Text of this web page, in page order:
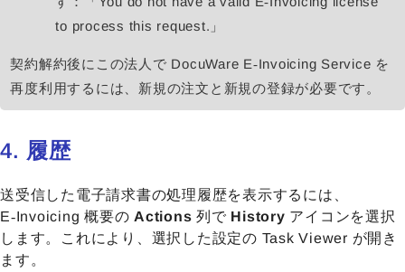
to process this request.」
契約解約後にこの法人で DocuWare E‑Invoicing Service を
再度利用するには、新規の注文と新規の登録が必要です。
4. 履歴
送受信した電子請求書の処理履歴を表示するには、
E‑Invoicing 概要の Actions 列で History アイコンを選択
します。これにより、選択した設定の Task Viewer が開き
ます。